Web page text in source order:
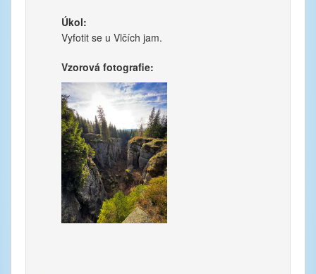
Úkol:
Vyfotit se u Vlčích jam.
Vzorová fotografie: